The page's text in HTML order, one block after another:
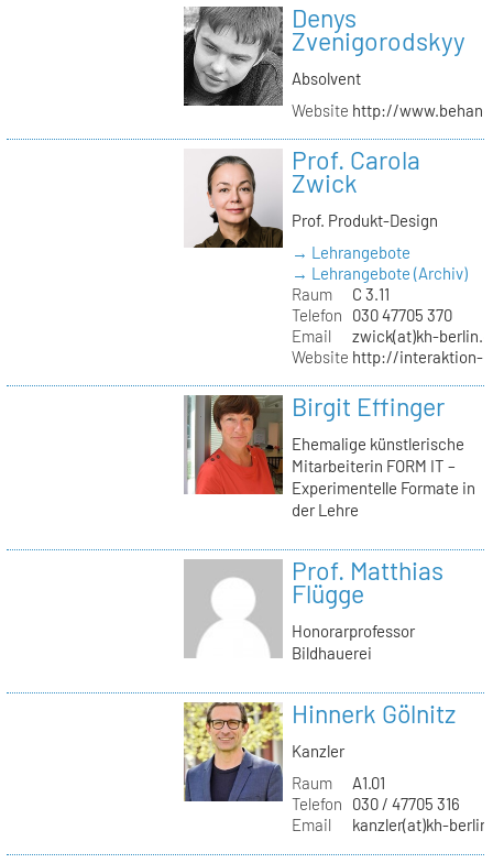
Denys
Zvenigorodskyy
Absolvent
Website http://
Prof. Carola
Zwick
Prof. Produkt-Design
→ Lehrangebote
→ Lehrangebote (Archiv)
Raum
C 3.11
Telefon
030 47705 370
Email
zwick(at)kh-
Website http://interaktion-
Birgit Effinger
Ehemalige künstlerische
Mitarbeiterin FORM IT –
Experimentelle Formate in
der Lehre
Prof. Matthias
Flügge
Honorarprofessor
Bildhauerei
Hinnerk Gölnitz
Kanzler
Raum
A1.01
Telefon
030 / 47705 316
Email
kanzler(at)kh-